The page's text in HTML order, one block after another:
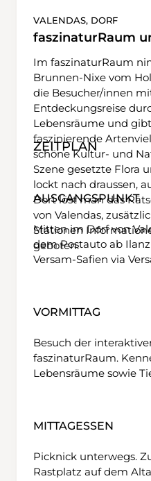
VALENDAS, DORF
faszinaturRaum
Im faszinaturRaum
Brunnen-Nixe vom
die Besucher/innen
Entdeckungsreise
Lebensräume und
faszinierende
schöne Kultur- und
Szene gesetzte Flora
lockt nach draussen,
Dort löst man das
von Valendas,
Stationen
geboten.
ZEITPLAN
AUSGANGSPUNKT
Mitten im Dorf von
dem Postauto ab
Versam-Safien via
VORMITTAG
Besuch der
faszinaturRaum.
Lebensräume sowie
MITTAGESSEN
Picknick unterwegs.
Rastplatz auf dem